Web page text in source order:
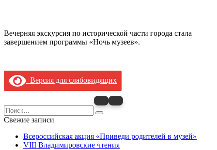
Вечерняя экскурсия по исторической части города стала
завершением программы «Ночь музеев».
Версия для слабовидящих
Search
for:
Свежие записи
Всероссийская акция «Приведи родителей в музей»
VIII Владимировские чтения